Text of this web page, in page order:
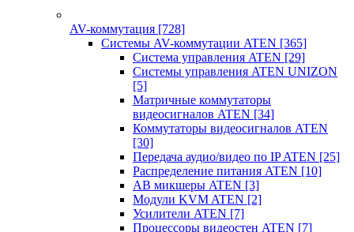
AV-коммутация [728]
Системы AV-коммутации ATEN [365]
Система управления ATEN [29]
Системы управления ATEN UNIZON
[5]
Матричные коммутаторы
видеосигналов ATEN [34]
Коммутаторы видеосигналов ATEN
[30]
Передача аудио/видео по IP ATEN [25]
Распределение питания ATEN [10]
АВ микшеры ATEN [3]
Модули KVM ATEN [2]
Усилители ATEN [7]
Процессоры видеостен ATEN [7]